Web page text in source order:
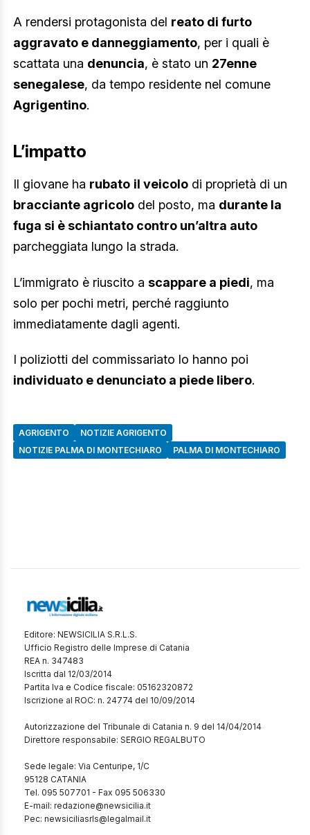
A rendersi protagonista del reato di furto
aggravato e danneggiamento, per i quali è
scattata una denuncia, è stato un 27enne
senegalese, da tempo residente nel comune
Agrigentino.
L’impatto
Il giovane ha rubato il veicolo di proprietà di un
bracciante agricolo del posto, ma durante la
fuga si è schiantato contro un’altra auto
parcheggiata lungo la strada.
L’immigrato è riuscito a scappare a piedi, ma
solo per pochi metri, perché raggiunto
immediatamente dagli agenti.
I poliziotti del commissariato lo hanno poi
individuato e denunciato a piede libero.
AGRIGENTO
NOTIZIE AGRIGENTO
NOTIZIE PALMA DI MONTECHIARO
PALMA DI MONTECHIARO
Editore: NEWSICILIA S.R.L.S.
Ufficio Registro delle Imprese di Catania
REA n. 347483
Iscritta dal 12/03/2014
Partita Iva e Codice fiscale: 05162320872
Iscrizione al ROC: n. 24774 del 10/09/2014
Autorizzazione del Tribunale di Catania n. 9 del 14/04/2014
Direttore responsabile: SERGIO REGALBUTO
Sede legale: Via Centuripe, 1/C
95128 CATANIA
Tel. 095 507701 - Fax 095 506330
E-mail: redazione@newsicilia.it
Pec: newsiciliasrls@legalmail.it